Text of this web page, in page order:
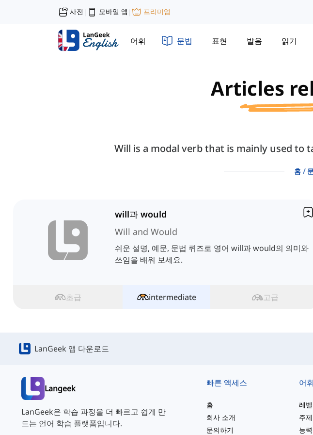
사전 | 모바일 앱 | 프리미엄
어휘 문법 표현 발음 읽기
Articles
Will is a modal verb that is mainly used
홈
will과 would
Will and Would
쉬운 설명, 예문, 문법 퀴즈로 영어 will과 would의 의미와
쓰임을 배워 보세요.
초급 intermediate 고급
LanGeek 앱 다운로드
Langeek
LanGeek은 학습 과정을 더 빠르고 쉽게 만
드는 언어 학습 플랫폼입니다.
빠른 액세스
홈
회사 소개
문의하기
어휘
레
주
능